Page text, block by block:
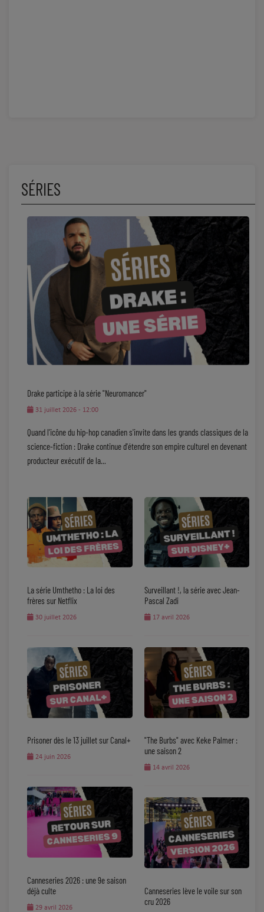
SÉRIES
Drake participe à la série "Neuromancer"
31 juillet 2026 - 12:00
​Quand l'icône du hip-hop canadien s'invite dans les grands classiques de la
science-fiction : Drake continue d'étendre son empire culturel en devenant
producteur exécutif de la...
La série Umthetho : La loi des
frères sur Netflix
30 juillet 2026
Prisoner dès le 13 juillet sur Canal+
24 juin 2026
Canneseries 2026 : une 9e saison
déjà culte
29 avril 2026
Surveillant !, la série avec Jean-
Pascal Zadi
17 avril 2026
"The Burbs" avec Keke Palmer :
une saison 2
14 avril 2026
Canneseries lève le voile sur son
cru 2026